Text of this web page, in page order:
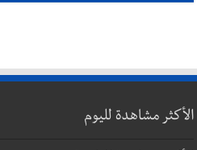
الأكثر مشاهدة لليوم